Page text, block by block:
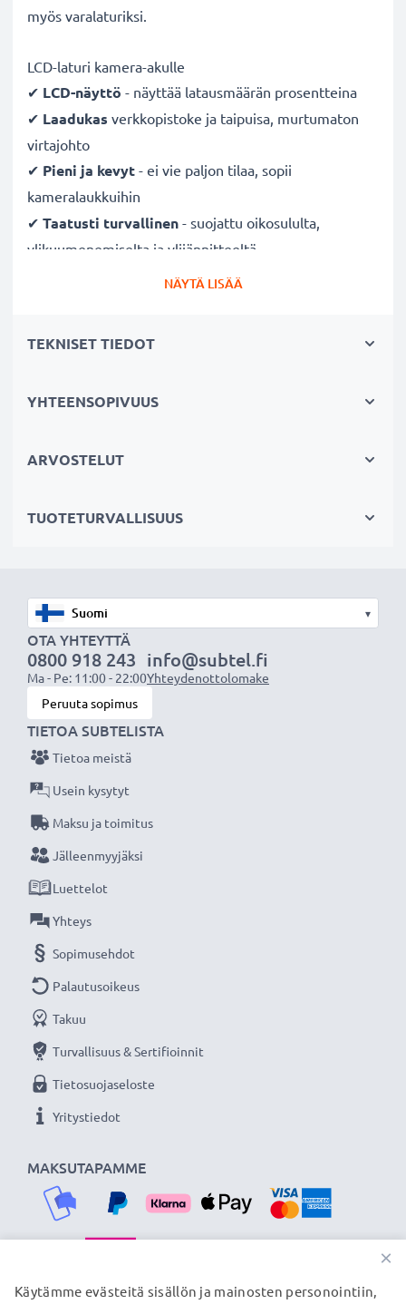
myös varalaturiksi.
LCD-laturi kamera-akulle
✔ LCD-näyttö - näyttää latausmäärän prosentteina
✔ Laadukas verkkopistoke ja taipuisa, murtumaton
virtajohto
✔ Pieni ja kevyt - ei vie paljon tilaa, sopii
kameralaukkuihin
✔ Taatusti turvallinen - suojattu oikosululta,
ylikuumenemiselta ja ylijännitteeltä
tulojännite- 100V - 250V tulojännite
1 x 1000mAh akku:noin 2 tuntia
1 x 3000mAh akku:
Älä missaa kuvauksellista hetkeä CELLONIC LCD-
laturin ansiosta, 3 vuoden takuu!
NÄYTÄ LISÄÄ
TEKNISET TIEDOT
YHTEENSOPIVUUS
ARVOSTELUT
TUOTETURVALLISUUS
▾
OTA YHTEYTTÄ
0800 918 243
Ma - Pe: 11:00 - 22:00
info@subtel.fi
Yhteydenottolomake
Peruuta sopimus
MAKSUTAPAMME
TIETOA SUBTELISTA
Tietoa meistä
Usein kysytyt
Maksu ja toimitus
Jälleenmyyjäksi
Luettelot
Yhteys
Sopimusehdot
Palautusoikeus
Takuu
Turvallisuus & Sertifioinnit
Tietosuojaseloste
Yritystiedot
TOIMITUSKUMPPANIMME
×
Käytämme evästeitä sisällön ja mainosten personointiin,